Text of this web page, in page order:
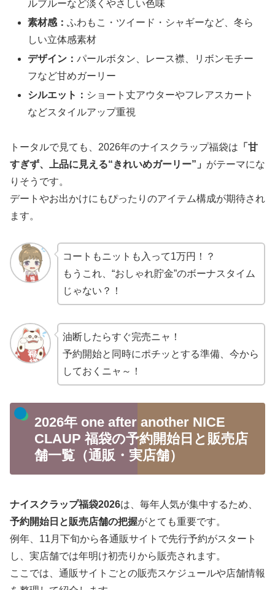
ルブルーなど淡くやさしい色味
素材感：ふわもこ・ツイード・シャギーなど、冬ら
しい立体感素材
デザイン：パールボタン、レース襟、リボンモチー
フなど甘めガーリー
シルエット： ショート丈アウターやフレアスカート
などスタイルアップ重視
トータルで見ても、2026年のナイスクラップ福袋は 「甘
すぎず、上品に見える“きれいめガーリー”」 がテーマにな
りそうです。
デートやお出かけにもぴったりのアイテム構成が期待され
ます。
コートもニットも入って1万円！？
もうこれ、“おしゃれ貯金”のボーナスタイム
じゃない？！
油断したらすぐ完売ニャ！
予約開始と同時にポチッとする準備、今から
しておくニャ～！
2026年 one after another NICE
CLAUP 福袋の予約開始日と販売店
舗一覧（通販・実店舗）
ナイスクラップ福袋2026は、毎年人気が集中するため、
予約開始日と販売店舗の把握がとても重要です。
例年、11月下旬から各通販サイトで先行予約がスタート
し、実店舗では年明け初売りから販売されます。
ここでは、通販サイトごとの販売スケジュールや店舗情報